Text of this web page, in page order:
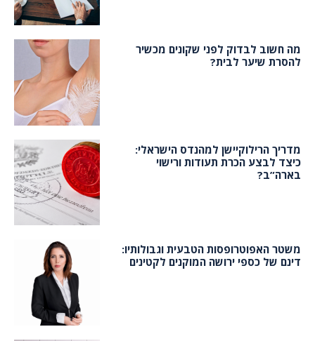
מה חשוב לבדוק לפני שקונים מכשיר
להסרת שיער לבית?
מדריך הרילוקיישן למהנדס הישראלי:
כיצד לבצע הכרת תעודות ורישוי
בארה”ב?
משטר האפוטרופסות הטבעית וגבולותיו:
דינם של כספי ירושה המוקנים לקטינים